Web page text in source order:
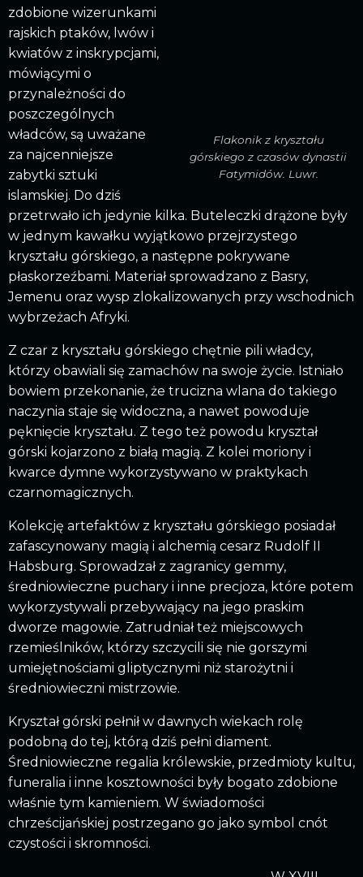
Flakonik z kryształu
górskiego z czasów dynastii
Fatymidów. Luwr.
zdobione wizerunkami
rajskich ptaków, lwów i
kwiatów z inskrypcjami,
mówiącymi o
przynależności do
poszczególnych
władców, są uważane
za najcenniejsze
zabytki sztuki
islamskiej. Do dziś
przetrwało ich jedynie kilka. Buteleczki drążone były
w jednym kawałku wyjątkowo przejrzystego
kryształu górskiego, a następne pokrywane
płaskorzeźbami. Materiał sprowadzano z Basry,
Jemenu oraz wysp zlokalizowanych przy wschodnich
wybrzeżach Afryki.
Z czar z kryształu górskiego chętnie pili władcy,
którzy obawiali się zamachów na swoje życie. Istniało
bowiem przekonanie, że trucizna wlana do takiego
naczynia staje się widoczna, a nawet powoduje
pęknięcie kryształu. Z tego też powodu kryształ
górski kojarzono z białą magią. Z kolei moriony i
kwarce dymne wykorzystywano w praktykach
czarnomagicznych.
Kolekcję artefaktów z kryształu górskiego posiadał
zafascynowany magią i alchemią cesarz Rudolf II
Habsburg. Sprowadzał z zagranicy gemmy,
średniowieczne puchary i inne precjoza, które potem
wykorzystywali przebywający na jego praskim
dworze magowie. Zatrudniał też miejscowych
rzemieślników, którzy szczycili się nie gorszymi
umiejętnościami gliptycznymi niż starożytni i
średniowieczni mistrzowie.
Kryształ górski pełnił w dawnych wiekach rolę
podobną do tej, którą dziś pełni diament.
Średniowieczne regalia królewskie, przedmioty kultu,
funeralia i inne kosztowności były bogato zdobione
właśnie tym kamieniem. W świadomości
chrześcijańskiej postrzegano go jako symbol cnót
czystości i skromności.